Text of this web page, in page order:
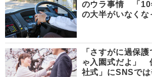
のウラ事情 「10
の大半がいなくな
「さすがに過保
ゃ入園式だよ」
社式」にSNSで